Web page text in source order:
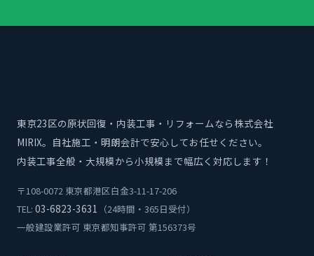
東京23区の原状回復・内装工事・リフォームなら株式会社
MIRIX。自社施工・明朗会計で安心してお任せください。
内装工事全般・大規模から小規模まで幅広く対応します！
〒108-0072 東京都港区白金3-11-17-206
TEL: 03-6823-3631 （24時間・365日受付）
一般建設業許可 東京都知事許可 第156373号